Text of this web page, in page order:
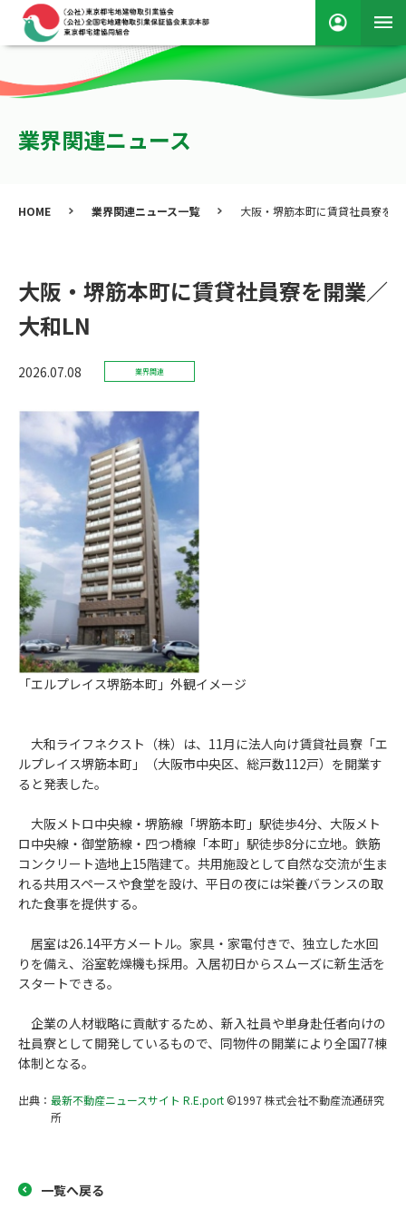
業界関連ニュース
HOME 業界関連ニュース一覧 大阪・堺筋本町に賃貸社員寮を
大阪・堺筋本町に賃貸社員寮を開業／
大和LN
2026.07.08 業界関連
「エルプレイス堺筋本町」外観イメージ
大和ライフネクスト（株）は、11月に法人向け賃貸社員寮「エ
ルプレイス堺筋本町」（大阪市中央区、総戸数112戸）を開業す
ると発表した。
大阪メトロ中央線・堺筋線「堺筋本町」駅徒歩4分、大阪メト
ロ中央線・御堂筋線・四つ橋線「本町」駅徒歩8分に立地。鉄筋
コンクリート造地上15階建て。共用施設として自然な交流が生ま
れる共用スペースや食堂を設け、平日の夜には栄養バランスの取
れた食事を提供する。
居室は26.14平方メートル。家具・家電付きで、独立した水回
りを備え、浴室乾燥機も採用。入居初日からスムーズに新生活を
スタートできる。
企業の人材戦略に貢献するため、新入社員や単身赴任者向けの
社員寮として開発しているもので、同物件の開業により全国77棟
体制となる。
出典： 最新不動産ニュースサイト R.E.port ©1997 株式会社不動産流通研究
所
一覧へ戻る